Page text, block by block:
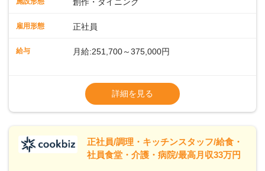
らず、テニスコートがピックルボールコートに改装されるな
たちと一緒に、新しいスタートを切りませんか？あなたのご
雇用形態 正社員
給与 月給:251,700～375,000円
▼給与改定（年1回)
▼決算賞与（年1回)
【手当】
▼残業手当（固定残業見合手当43,613円～／
詳細を見る
正社員/調理・キッチンスタッフ/給食・
社員食堂・介護・病院/最高月収33万円